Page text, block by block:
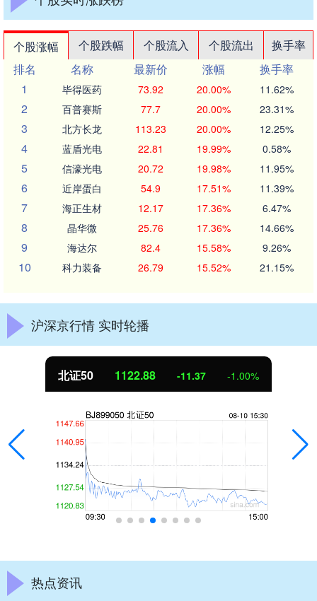
个股涨幅 个股跌幅 个股流入 个股流出
换手率
排名
名称 最新价 涨幅
换手率
1
毕得医药 73.92 20.00% 11.62%
2 百普赛斯 77.7 20.00% 23.31%
3 北方长龙 113.23 20.00% 12.25%
4 蓝盾光电 22.81 19.99% 0.58%
5 信濠光电 20.72 19.98% 11.95%
6 近岸蛋白 54.9 17.51% 11.39%
7 海正生材 12.17 17.36% 6.47%
8 晶华微 25.76 17.36% 14.66%
9 海达尔 82.4 15.58% 9.26%
10 科力装备 26.79 15.52% 21.15%
沪深京行情 实时轮播
北证50 1122.88 -11.37 -1.00%
热点资讯